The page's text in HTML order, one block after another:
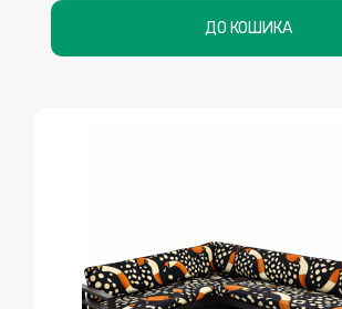
ДО КОШИКА